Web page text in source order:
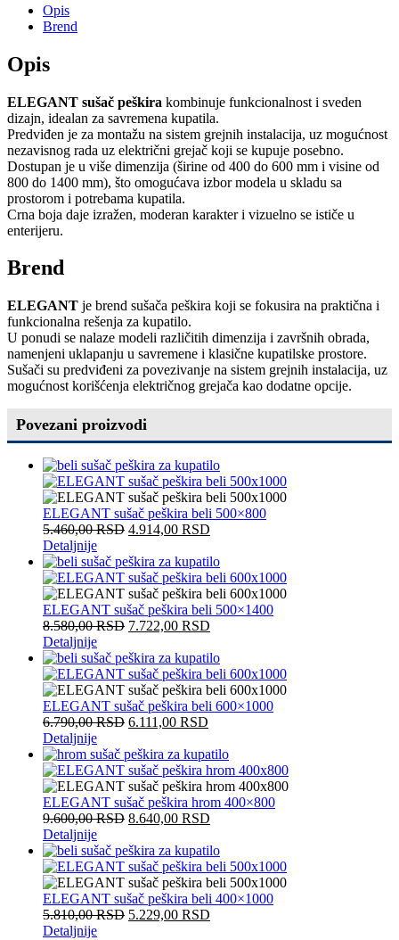
Opis
Brend
Opis
ELEGANT sušač peškira kombinuje funkcionalnost i sveden
dizajn, idealan za savremena kupatila.
Predviđen je za montažu na sistem grejnih instalacija, uz mogućnost
nezavisnog rada uz električni grejač koji se kupuje posebno.
Dostupan je u više dimenzija (širine od 400 do 600 mm i visine od
800 do 1400 mm), što omogućava izbor modela u skladu sa
prostorom i potrebama kupatila.
Crna boja daje izražen, moderan karakter i vizuelno se ističe u
enterijeru.
Brend
ELEGANT je brend sušača peškira koji se fokusira na praktična i
funkcionalna rešenja za kupatilo.
U ponudi se nalaze modeli različitih dimenzija i završnih obrada,
namenjeni uklapanju u savremene i klasične kupatilske prostore.
Sušači su predviđeni za povezivanje na sistem grejnih instalacija, uz
mogućnost korišćenja električnog grejača kao dodatne opcije.
Povezani proizvodi
ELEGANT sušač peškira beli 500×800
5.460,00RSD 4.914,00 RSD
Detaljnije
ELEGANT sušač peškira beli 500×1400
8.580,00RSD 7.722,00 RSD
Detaljnije
ELEGANT sušač peškira beli 600×1000
6.790,00RSD 6.111,00 RSD
Detaljnije
ELEGANT sušač peškira hrom 400×800
9.600,00RSD 8.640,00 RSD
Detaljnije
ELEGANT sušač peškira beli 400×1000
5.810,00RSD 5.229,00 RSD
Detaljnije